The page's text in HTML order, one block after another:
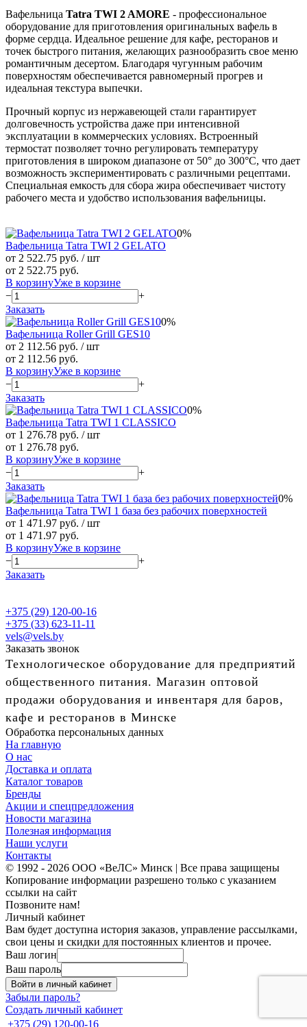
Вафельница Tatra TWI 2 AMORE - профессиональное
оборудование для приготовления оригинальных вафель в
форме сердца. Идеальное решение для кафе, ресторанов и
точек быстрого питания, желающих разнообразить свое меню
романтичным десертом. Благодаря чугунным рабочим
поверхностям обеспечивается равномерный прогрев и
идеальная текстура выпечки.
Прочный корпус из нержавеющей стали гарантирует
долговечность устройства даже при интенсивной
эксплуатации в коммерческих условиях. Встроенный
термостат позволяет точно регулировать температуру
приготовления в широком диапазоне от 50° до 300°C, что дает
возможность экспериментировать с различными рецептами.
Специальная емкость для сбора жира обеспечивает чистоту
рабочего места и удобство использования вафельницы.
0%
Вафельница Tatra TWI 2 GELATO
от 2 522.75 руб. / шт
от 2 522.75 руб.
В корзинуУже в корзине
−
+
Заказать
0%
Вафельница Roller Grill GES10
от 2 112.56 руб. / шт
от 2 112.56 руб.
В корзинуУже в корзине
−
+
Заказать
0%
Вафельница Tatra TWI 1 CLASSICO
от 1 276.78 руб. / шт
от 1 276.78 руб.
В корзинуУже в корзине
−
+
Заказать
0%
Вафельница Tatra TWI 1 база без рабочих поверхностей
от 1 471.97 руб. / шт
от 1 471.97 руб.
В корзинуУже в корзине
−
+
Заказать
+375 (29) 120-00-16
+375 (33) 623-11-11
vels@vels.by
Заказать звонок
Технологическое оборудование для предприятий
общественного питания. Магазин оптовой
продажи оборудования и инвентаря для баров,
кафе и ресторанов в Минске
Обработка персональных данных
На главную
О нас
Доставка и оплата
Каталог товаров
Бренды
Акции и спецпредложения
Новости магазина
Полезная информация
Наши услуги
Контакты
© 1992 - 2026 ООО «ВеЛС» Минск | Все права защищены
Копирование информации разрешено только с указанием
ссылки на сайт
Позвоните нам!
Личный кабинет
Вам будет доступна история заказов, управление рассылками,
свои цены и скидки для постоянных клиентов и прочее.
Ваш логин
Ваш пароль
Войти в личный кабинет
Забыли пароль?
Создать личный кабинет
+375 (29) 120-00-16